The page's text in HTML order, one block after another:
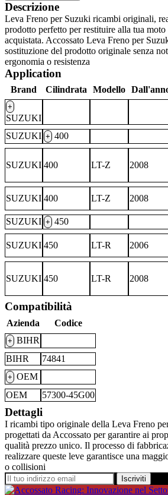
Descrizione
Leva Freno per Suzuki ricambi originali,
prodotto perfetto per restituire alla tua
acquistata. Accossato Leva Freno per
sostituzione del prodotto originale senza
ergonomia o resistenza
Application
Brand Cilindrata Modello
+
SUZUKI
SUZUKI + 400
SUZUKI 400 LT-Z 2008
SUZUKI 400 LT-Z 2008
SUZUKI + 450
SUZUKI 450 LT-R 2006
SUZUKI 450 LT-R 2008
Compatibilità
Azienda Codice
+ BIHR
BIHR
74841
+ OEM
OEM
57300-45G00
Dettagli
I ricambi tipo originale della Leva Freno
progettati da Accossato per garantire ai
qualità prezzo unico. Il processo di
realizzare queste leve garantisce una
o collisioni
Iscriviti